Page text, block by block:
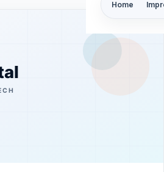
Home